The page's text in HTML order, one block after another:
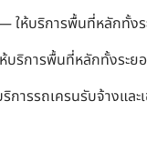
ให้บริการพื้นที่หลักทั้งร
บริการพื้นที่หลักทั้งระ
ารรถเครนรับจ้างแ